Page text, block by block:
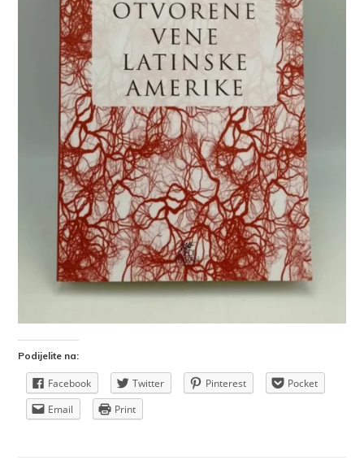
Podijelite na:
Facebook Twitter Pinterest
Pocket
Email
Print